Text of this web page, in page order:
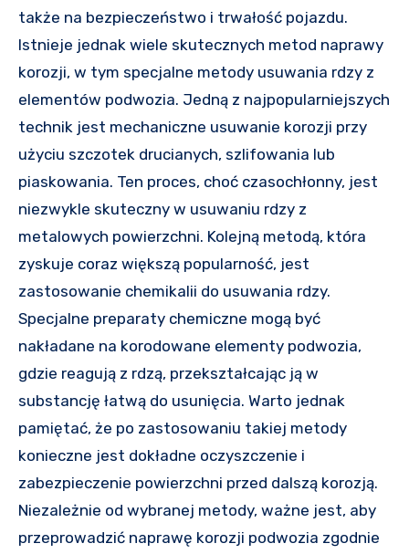
także na bezpieczeństwo i trwałość pojazdu.
Istnieje jednak wiele skutecznych metod naprawy
korozji, w tym specjalne metody usuwania rdzy z
elementów podwozia. Jedną z najpopularniejszych
technik jest mechaniczne usuwanie korozji przy
użyciu szczotek drucianych, szlifowania lub
piaskowania. Ten proces, choć czasochłonny, jest
niezwykle skuteczny w usuwaniu rdzy z
metalowych powierzchni. Kolejną metodą, która
zyskuje coraz większą popularność, jest
zastosowanie chemikalii do usuwania rdzy.
Specjalne preparaty chemiczne mogą być
nakładane na korodowane elementy podwozia,
gdzie reagują z rdzą, przekształcając ją w
substancję łatwą do usunięcia. Warto jednak
pamiętać, że po zastosowaniu takiej metody
konieczne jest dokładne oczyszczenie i
zabezpieczenie powierzchni przed dalszą korozją.
Niezależnie od wybranej metody, ważne jest, aby
przeprowadzić naprawę korozji podwozia zgodnie